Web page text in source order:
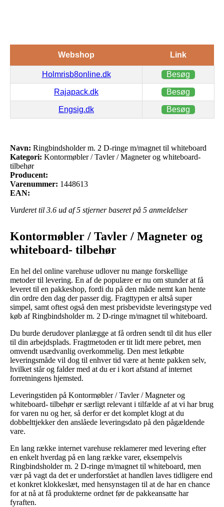
Webshop Link
Holmrisb8online.dk Besøg
Rajapack.dk Besøg
Engsig.dk Besøg
Navn: Ringbindsholder m. 2 D-ringe m/magnet til whiteboard
Kategori: Kontormøbler / Tavler / Magneter og whiteboard-
tilbehør
Producent:
Varenummer: 1448613
EAN:
Vurderet til 3.6 ud af 5 stjerner baseret på 5 anmeldelser
Kontormøbler / Tavler / Magneter og
whiteboard- tilbehør
En hel del online varehuse udlover nu mange forskellige
metoder til levering. En af de populære er nu om stunder at få
leveret til en pakkeshop, fordi du på den måde nemt kan hente
din ordre den dag der passer dig. Fragttypen er altså super
simpel, samt oftest også den mest prisbevidste leveringstype ved
køb af Ringbindsholder m. 2 D-ringe m/magnet til whiteboard.
Du burde derudover planlægge at få ordren sendt til dit hus eller
til din arbejdsplads. Fragtmetoden er tit lidt mere pebret, men
omvendt usædvanlig overkommelig. Den mest letkøbte
leveringsmåde vil dog til enhver tid være at hente pakken selv,
hvilket står og falder med at du er i kort afstand af internet
forretningens hjemsted.
Leveringstiden på Kontormøbler / Tavler / Magneter og
whiteboard- tilbehør er særligt relevant i tilfælde af at vi har brug
for varen nu og her, så derfor er det komplet klogt at du
dobbelttjekker den anslåede leveringsdato på den pågældende
vare.
En lang række internet varehuse reklamerer med levering efter
en enkelt hverdag på en lang række varer, eksempelvis
Ringbindsholder m. 2 D-ringe m/magnet til whiteboard, men
vær på vagt da det er underforstået at handlen laves tidligere end
et konkret klokkeslæt, med hensynstagen til at de har en chance
for at nå at få produkterne ordnet før de pakkeansatte har
fyraften.